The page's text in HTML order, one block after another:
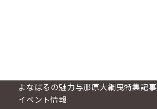
よなばるの魅力与那原大綱曳特集記事
イベント情報